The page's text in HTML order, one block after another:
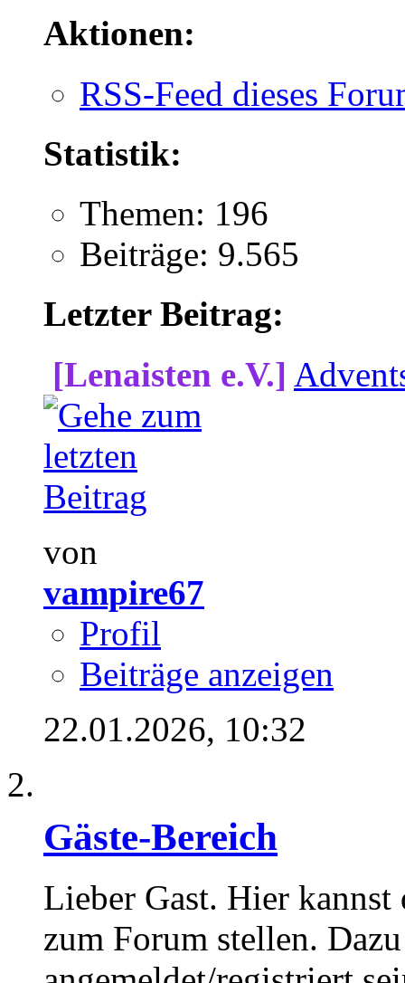
Aktionen:
RSS-Feed dieses
Statistik:
Themen: 196
Beiträge: 9.565
Letzter Beitrag:
[Lenaisten e.V.]
von
vampire67
Profil
Beiträge anzeigen
22.01.2026, 10:32
Gäste-Bereich
Lieber Gast. Hier kannst
zum Forum stellen.